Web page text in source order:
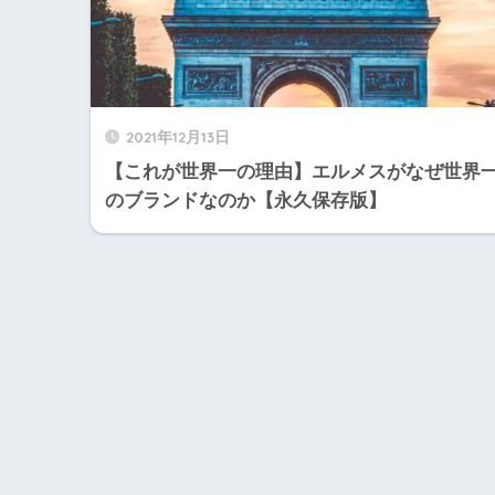
2021年12月13日
【これが世界一の理由】エルメスがなぜ世界
のブランドなのか【永久保存版】